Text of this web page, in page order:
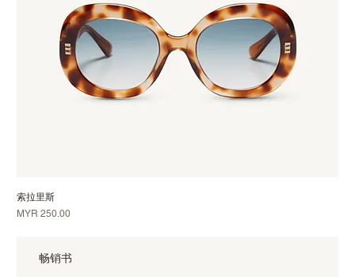
索拉里斯
價格
MYR 250.00
畅销书